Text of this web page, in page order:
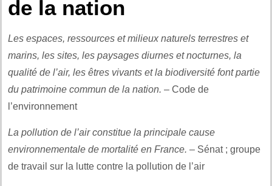
de la nation
Les espaces, ressources et milieux naturels terrestres et
marins, les sites, les paysages diurnes et nocturnes, la
qualité de l’air, les êtres vivants et la biodiversité font partie
du patrimoine commun de la nation. – Code de
l’environnement
La pollution de l’air constitue la principale cause
environnementale de mortalité en France. – Sénat ; groupe
de travail sur la lutte contre la pollution de l’air